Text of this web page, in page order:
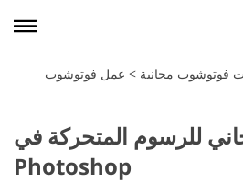
فوتوشوب مجانية > عمل فوتوشوب
مجاني للرسوم المتحركة في
Photoshop